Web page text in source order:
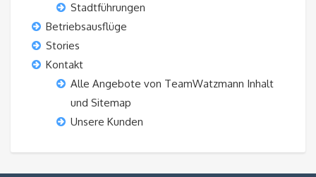
Stadtführungen
Betriebsausflüge
Stories
Kontakt
Alle Angebote von TeamWatzmann Inhalt
und Sitemap
Unsere Kunden